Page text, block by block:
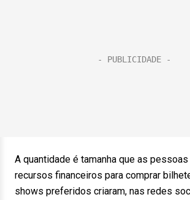
A quantidade é tamanha que as
recursos financeiros para comprar
shows preferidos criaram, nas redes